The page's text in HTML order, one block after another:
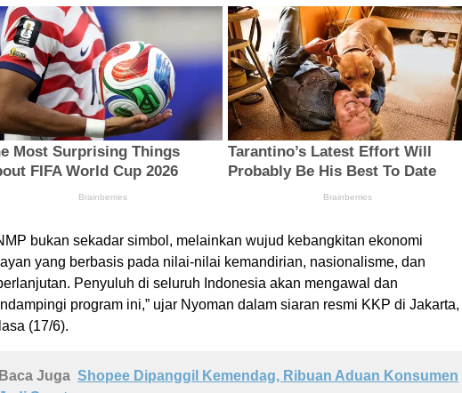
bukan sekadar simbol, melainkan wujud kebangkitan ekonomi
yang berbasis pada nilai-nilai kemandirian, nasionalisme, dan
Penyuluh di seluruh Indonesia akan mengawal dan
program ini,” ujar Nyoman dalam siaran resmi KKP di Jakarta,
(17/6).
Baca Juga Shopee Dipanggil Kemendag, Ribuan Aduan Konsumen